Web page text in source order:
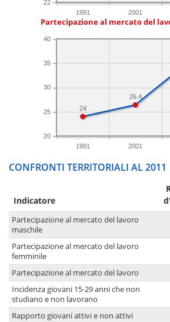
1991 2001
22
Partecipazione al mercato del
1991 2001
20
25
30
35
40
26.4
24
CONFRONTI TERRITORIALI AL 2011
Indicatore
Partecipazione al mercato del lavoro
maschile
Partecipazione al mercato del lavoro
femminile
Partecipazione al mercato del lavoro
Incidenza giovani 15-29 anni che non
studiano e non lavorano
Rapporto giovani attivi e non attivi